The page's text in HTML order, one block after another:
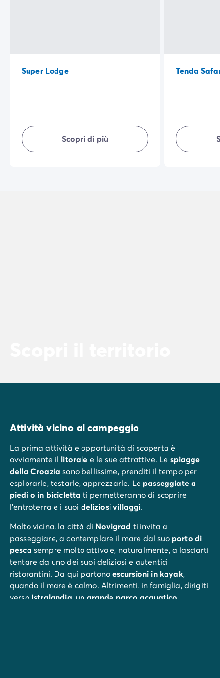
Super Lodge
Scopri di più
Tenda
Attività vicino al campeggio
La prima attività e opportunità di scoperta è
ovviamente il litorale e le sue attrattive. Le spiagge
della Croazia sono bellissime, prenditi il tempo per
esplorarle, testarle, apprezzarle. Le passeggiate a
piedi o in bicicletta ti permetteranno di scoprire
l'entroterra e i suoi deliziosi villaggi.
Molto vicina, la città di Novigrad ti invita a
passeggiare, a contemplare il mare dal suo porto di
pesca sempre molto attivo e, naturalmente, a lasciarti
tentare da uno dei suoi deliziosi e autentici
ristorantini. Da qui partono escursioni in kayak,
quando il mare è calmo. Altrimenti, in famiglia, dirigiti
verso Istralandia , un grande parco acquatico